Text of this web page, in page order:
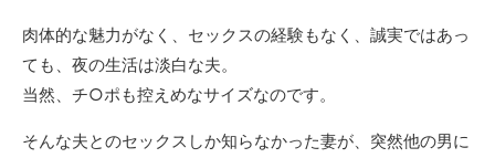
肉体的な魅力がなく、セックスの経験もなく、誠実ではあっ
ても、夜の生活は淡白な夫。
当然、チ○ポも控えめなサイズなのです。
そんな夫とのセックスしか知らなかった妻が、突然他の男に